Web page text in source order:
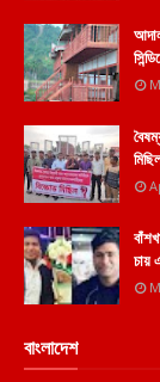
চায়
বাংলাদেশ